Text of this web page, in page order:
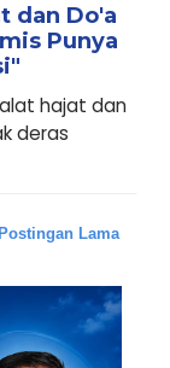
dan Do'a
Punya
hajat dan
deras
Lama